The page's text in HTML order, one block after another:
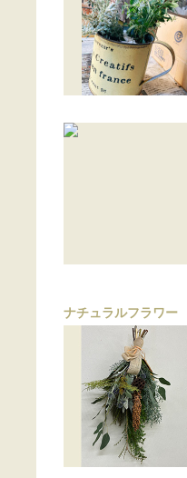
ナチュラルフラワー